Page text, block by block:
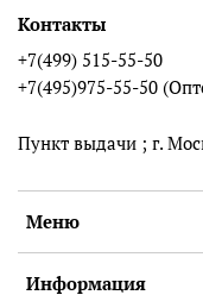
Меню
Информация
Контакты
+7(499) 515-55-50
+7(495)975-55-50
Пункт выдачи ; г.